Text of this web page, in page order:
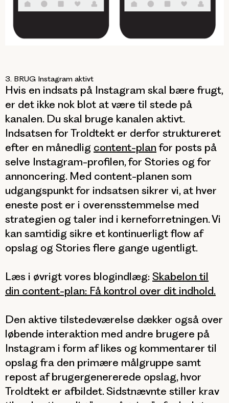
3. BRUG Instagram aktivt
Hvis en indsats på Instagram skal bære frugt,
er det ikke nok blot at være til stede på
kanalen. Du skal bruge kanalen aktivt.
Indsatsen for Troldtekt er derfor struktureret
efter en månedlig content-plan for posts på
selve Instagram-profilen, for Stories og for
annoncering. Med content-planen som
udgangspunkt for indsatsen sikrer vi, at hver
eneste post er i overensstemmelse med
strategien og taler ind i kerneforretningen. Vi
kan samtidig sikre et kontinuerligt flow af
opslag og Stories flere gange ugentligt.
Læs i øvrigt vores blogindlæg: Skabelon til
din content-plan: Få kontrol over dit indhold.
Den aktive tilstedeværelse dækker også over
løbende interaktion med andre brugere på
Instagram i form af likes og kommentarer til
opslag fra den primære målgruppe samt
repost af brugergenererede opslag, hvor
Troldtekt er afbildet. Sidstnævnte stiller krav